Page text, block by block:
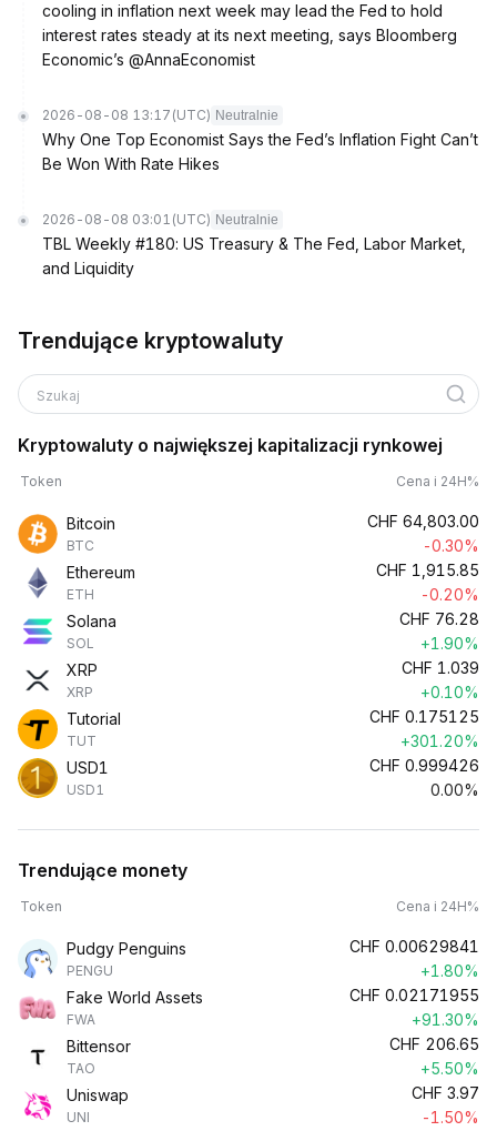
cooling in inflation next week may lead the Fed to hold
interest rates steady at its next meeting, says Bloomberg
Economic’s @AnnaEconomist
2026-08-08 13:17 (UTC) Neutralnie
Why One Top Economist Says the Fed’s Inflation Fight Can’t
Be Won With Rate Hikes
2026-08-08 03:01 (UTC) Neutralnie
TBL Weekly #180: US Treasury & The Fed, Labor Market,
and Liquidity
Trendujące kryptowaluty
Szukaj
Kryptowaluty o największej kapitalizacji rynkowej
Token Cena i 24H%
Bitcoin
BTC
CHF 64,803.00
-0.30%
Ethereum
ETH
CHF 1,915.85
-0.20%
Solana
SOL
CHF 76.28
+1.90%
XRP
XRP
CHF 1.039
+0.10%
Tutorial
TUT
CHF 0.175125
+301.20%
USD1
USD1
CHF 0.999426
0.00%
Trendujące monety
Token Cena i 24H%
Pudgy Penguins
PENGU
CHF 0.00629841
+1.80%
Fake World Assets
FWA
CHF 0.02171955
+91.30%
Bittensor
TAO
CHF 206.65
+5.50%
Uniswap
UNI
CHF 3.97
-1.50%